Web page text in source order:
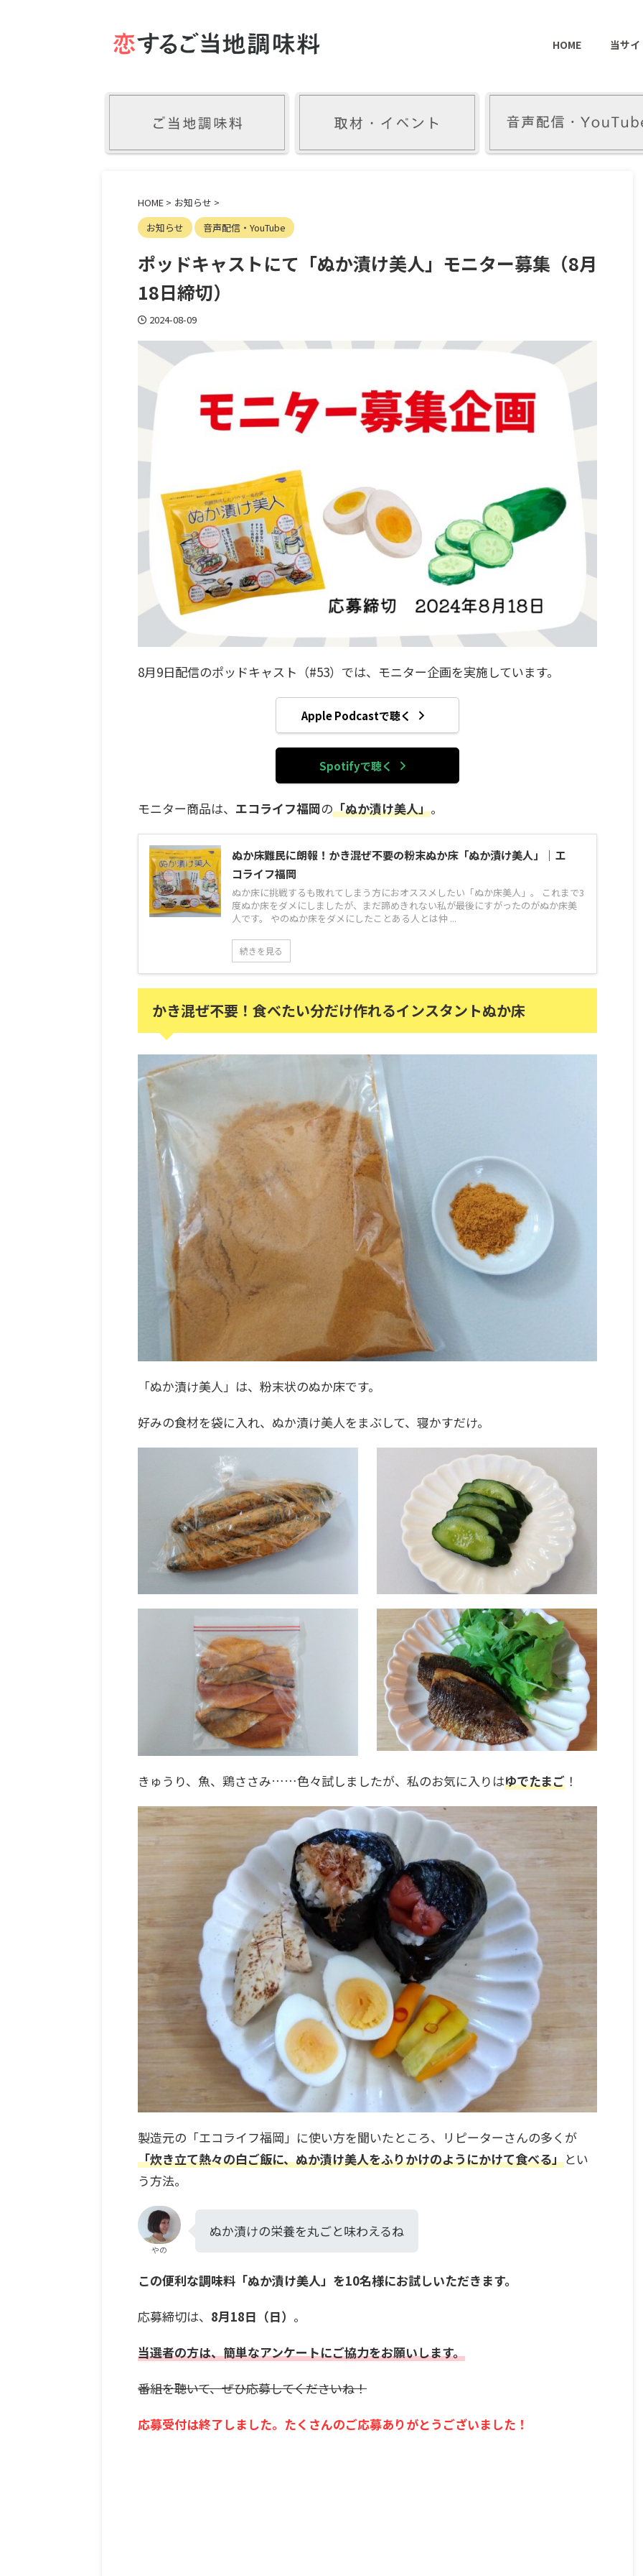
HOME 当サ
HOME > お知らせ >
お知らせ
音声配信・YouTube
ポッドキャストにて「ぬか漬け美人」モニター募集（8月
18日締切）
2024-08-09
8月9日配信のポッドキャスト（#53）では、モニター企画を実施しています。
Apple Podcastで聴く
Spotifyで聴く
モニター商品は、 エコライフ福岡の「ぬか漬け美人」。
ぬか床難民に朗報！かき混ぜ不要の粉末ぬか床「ぬか漬け美人」｜エ
コライフ福岡
ぬか床に挑戦するも敗れてしまう方におオススメしたい「ぬか床美人」。 これまで3
度ぬか床をダメにしましたが、まだ諦めきれない私が最後にすがったのがぬか床美
人です。 やのぬか床をダメにしたことある人とは仲 ...
続きを見る
かき混ぜ不要！食べたい分だけ作れるインスタントぬか床
「ぬか漬け美人」は、粉末状のぬか床です。
好みの食材を袋に入れ、ぬか漬け美人をまぶして、寝かすだけ。
きゅうり、魚、鶏ささみ……色々試しましたが、私のお気に入りはゆでたまご ！
製造元の「エコライフ福岡」に使い方を聞いたところ、リピーターさんの多くが
「炊き立て熱々の白ご飯に、ぬか漬け美人をふりかけのようにかけて食べる」とい
う方法。
やの
ぬか漬けの栄養を丸ごと味わえるね
この便利な調味料「ぬか漬け美人」を10名様にお試しいただきます。
応募締切は、 8月18日（日） 。
当選者の方は、簡単なアンケートにご協力をお願いします。
番組を聴いて、ぜひ応募してくださいね！
応募受付は終了しました。たくさんのご応募ありがとうございました！